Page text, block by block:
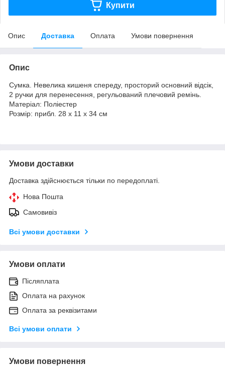
Купити
Опис Доставка Оплата Умови повернення
Опис
Сумка. Невелика кишеня спереду, просторий основний відсік,
2 ручки для перенесення, регульований плечовий ремінь.
Матеріал: Поліестер
Розмір: прибл. 28 x 11 x 34 cм
Умови доставки
Доставка здійснюється тільки по передоплаті.
Нова Пошта
Самовивіз
Всі умови доставки
Умови оплати
Післяплата
Оплата на рахунок
Оплата за реквізитами
Всі умови оплати
Умови повернення